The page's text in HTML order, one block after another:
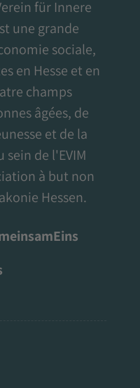
für Innere
une grande
sociale,
en Hesse et en
champs
âgées, de
et de la
de l'EVIM
à but non
Hessen.